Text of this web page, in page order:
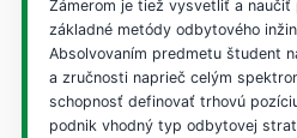
Zámerom je tiež vysvetliť a
základné metódy odbytového
Absolvovaním predmetu študent
a zručnosti naprieč celým
schopnosť definovať trhovú
podnik vhodný typ odbytovej